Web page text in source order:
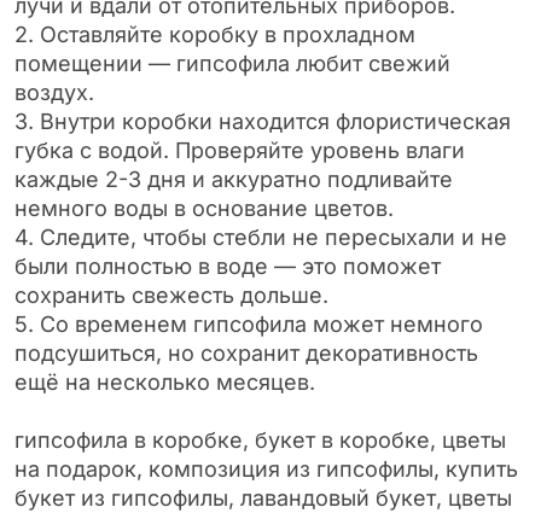
лучи и вдали от отопительных приборов.
2. Оставляйте коробку в прохладном
помещении — гипсофила любит свежий
воздух.
3. Внутри коробки находится флористическая
губка с водой. Проверяйте уровень влаги
каждые 2-3 дня и аккуратно подливайте
немного воды в основание цветов.
4. Следите, чтобы стебли не пересыхали и не
были полностью в воде — это поможет
сохранить свежесть дольше.
5. Со временем гипсофила может немного
подсушиться, но сохранит декоративность
ещё на несколько месяцев.
гипсофила в коробке, букет в коробке, цветы
на подарок, композиция из гипсофилы, купить
букет из гипсофилы, лавандовый букет, цветы